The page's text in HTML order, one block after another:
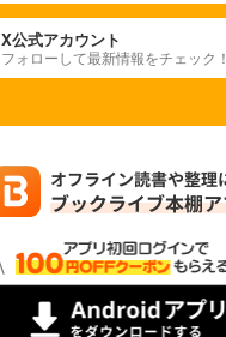
X公式アカウント
フォローして最新情報をチェック！